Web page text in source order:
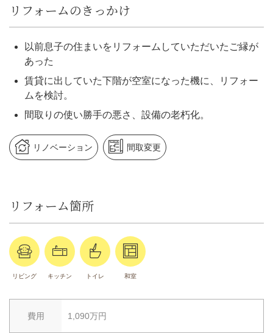
リフォームのきっかけ
以前息子の住まいをリフォームしていただいたご縁が
あった
賃貸に出していた下階が空室になった機に、リフォー
ムを検討。
間取りの使い勝手の悪さ、設備の老朽化。
リノベーション 間取変更
リフォーム箇所
リビング キッチン トイレ 和室
費用 1,090万円